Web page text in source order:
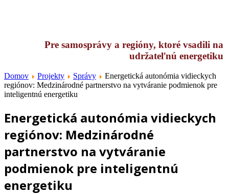
Pre samosprávy a regióny, ktoré vsadili na
udržateľnú energetiku
Domov Projekty Správy
Energetická autonómia vidieckych
regiónov: Medzinárodné partnerstvo na vytváranie podmienok pre
inteligentnú energetiku
Energetická autonómia vidieckych
regiónov: Medzinárodné
partnerstvo na vytváranie
podmienok pre inteligentnú
energetiku